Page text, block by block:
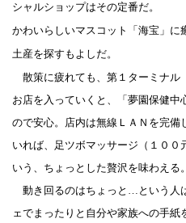
シャルショップはその定番だ。
かわいらしいマスコット「海宝」に
土産を探すもよしだ。
散策に疲れても、第１ターミナル
お店を入っていくと、「夢園保健
ので安心。店内は無線ＬＡＮを完備
いれば、足ツボマッサージ（１００
いう、ちょっとした贅沢を味わえる。
動き回るのはちょっと…という人
ェでまったりと自分や家族への手紙